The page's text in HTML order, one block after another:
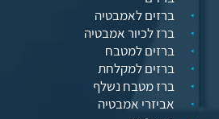
ברזים לאמבטיה
ברז לכיור אמבטיה
ברזים למטבח
ברזים למקלחת
ברז מטבח נשלף
אביזרי אמבטיה